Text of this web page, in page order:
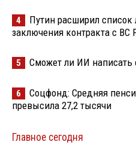
4
Путин расширил
заключения контракта с ВС
5 Сможет ли ИИ написать
6
Соцфонд: Средняя
превысила 27,2 тысячи
Главное сегодня